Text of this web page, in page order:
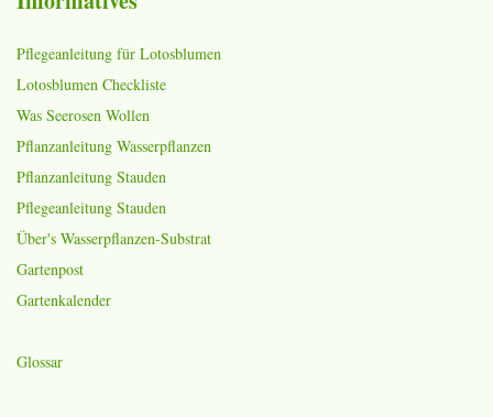
Pflegeanleitung für Lotosblumen
Lotosblumen Checkliste
Was Seerosen Wollen
Pflanzanleitung Wasserpflanzen
Pflanzanleitung Stauden
Pflegeanleitung Stauden
Über's Wasserpflanzen-Substrat
Gartenpost
Gartenkalender
Glossar